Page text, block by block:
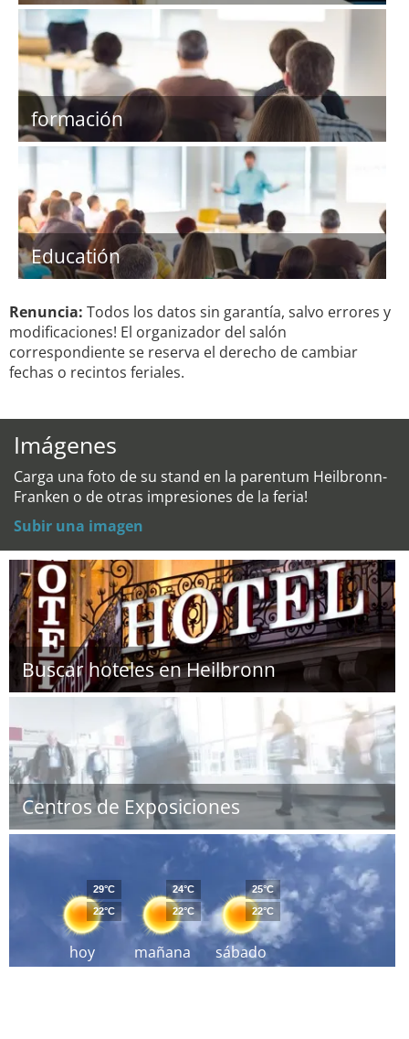
formación
Educatión
Renuncia: Todos los datos sin garantía, salvo errores y
modificaciones! El organizador del salón
correspondiente se reserva el derecho de cambiar
fechas o recintos feriales.
Imágenes
Carga una foto de su stand en la parentum Heilbronn-
Franken o de otras impresiones de la feria!
Subir una imagen
Buscar hoteles en Heilbronn
Centros de Exposiciones
hoy
29°C
22°C
mañana
24°C
22°C
sábado
25°C
22°C